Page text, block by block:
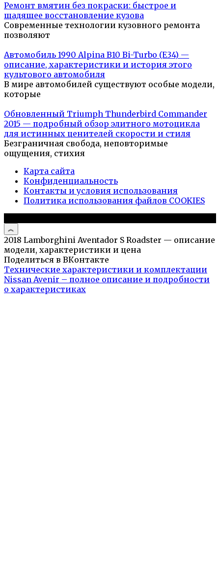
Ремонт вмятин без покраски: быстрое и
щадящее восстановление кузова
Современные технологии кузовного ремонта
позволяют
Автомобиль 1990 Alpina B10 Bi-Turbo (E34) —
описание, характеристики и история этого
культового автомобиля
В мире автомобилей существуют особые модели,
которые
Обновленный Triumph Thunderbird Commander
2015 — подробный обзор элитного мотоцикла
для истинных ценителей скорости и стиля
Безграничная свобода, неповторимые
ощущения, стихия
Карта сайта
Конфиденциальность
Контакты и условия использования
Политика использования файлов COOKIES
2018 Lamborghini Aventador S Roadster — описание
модели, характеристики и цена
Поделиться в ВКонтакте
Технические характеристики и комплектации
Nissan Avenir – полное описание и подробности
о характеристиках